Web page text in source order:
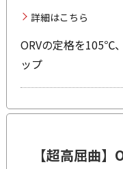
詳細はこちら
ORVの定格を105℃
ップ
【超高屈曲】